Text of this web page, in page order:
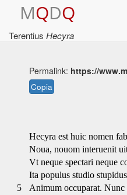
MQDQ
Terentius Hecyra
Permalink: https://
Copia
Hecyra est huic nomen
Noua, nouom interuenit
Vt neque spectari neque
Ita populus studio
5
Animum occuparat. Nunc